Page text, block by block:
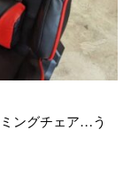
ングチェア…う